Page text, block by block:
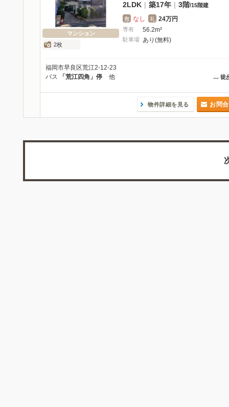
マンション
2枚
2LDK | 築17年 | 3階/15階建
敷 なし 礼 24万円
専有 56.2m²
駐車場 あり(無料)
福岡市早良区荒江2-12-23
… 徒
バス 「荒江四角」停 他
物件詳細を見る お問